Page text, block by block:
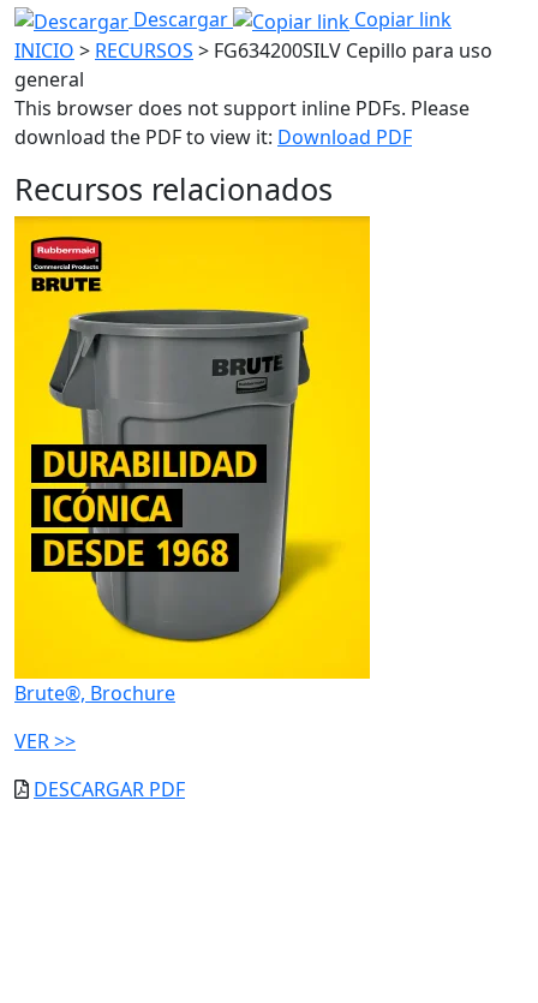
Descargar
Copiar link
INICIO > RECURSOS > FG634200SILV Cepillo para uso
general
This browser does not support inline PDFs. Please
download the PDF to view it: Download PDF
Recursos relacionados
Brute®, Brochure
VER >>
DESCARGAR PDF